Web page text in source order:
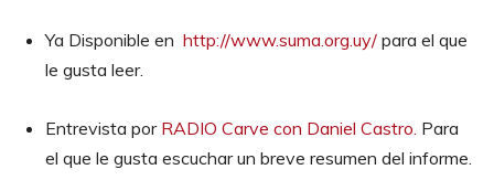
Ya Disponible en http://www.suma.org.uy/ para el que
le gusta leer.
Entrevista porRADIO Carve con Daniel Castro. Para
el que le gusta escuchar un breve resumen del informe.